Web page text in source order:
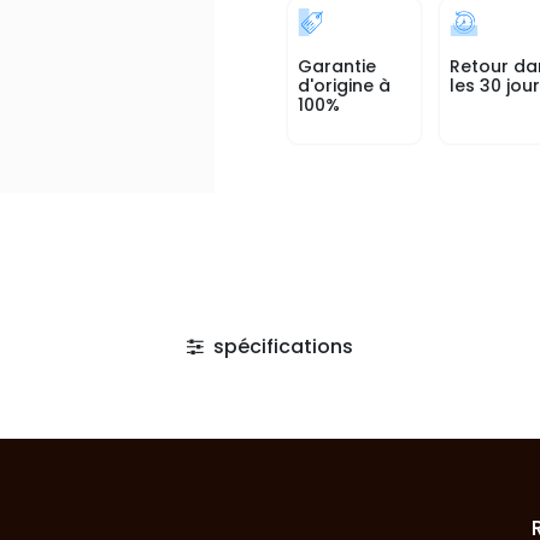
Garantie
d'origine à
100%
Retour
les 30
spécifications